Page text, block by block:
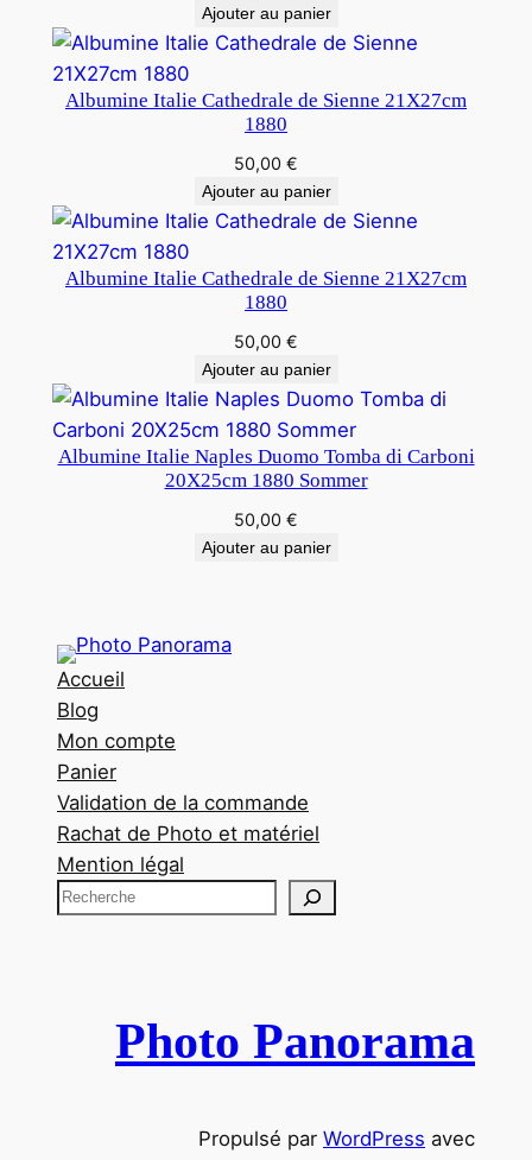
Ajouter au panier
Albumine Italie Cathedrale de Sienne 21X27cm
1880
50,00 €
Ajouter au panier
Albumine Italie Cathedrale de Sienne 21X27cm
1880
50,00 €
Ajouter au panier
Albumine Italie Naples Duomo Tomba di Carboni
20X25cm 1880 Sommer
50,00 €
Ajouter au panier
Accueil
Blog
Mon compte
Panier
Validation de la commande
Rachat de Photo et matériel
Mention légal
R
Photo Panorama
Propulsé par WordPress avec